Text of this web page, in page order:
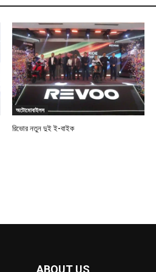
অটোমোবাইলস
রিভোর নতুন দুই ই-বাইক
ABOUT US